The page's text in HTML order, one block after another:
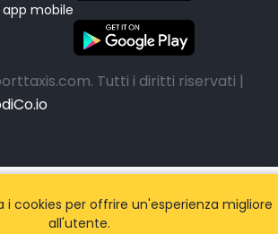
mobile
Tutti i diritti riservati |
i cookies per offrire un'esperienza migliore
all'utente.